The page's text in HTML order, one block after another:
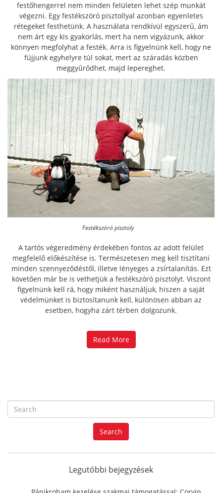
festőhengerrel nem minden felületen lehet szép munkát
végezni. Egy festékszóró pisztollyal azonban egyenletes
rétegeket festhetünk. A használata rendkívül egyszerű, ám
nem árt egy kis gyakorlás, mert ha nem vigyázunk, akkor
könnyen megfolyhat a festék. Arra is figyelnünk kell, hogy ne
fújjunk egyhelyre túl sokat, mert az száradás közben
meggyűrődhet, majd lepereghet.
Festékszóró pisztoly
A tartós végeredmény érdekében fontos az adott felület
megfelelő előkészítése is. Természetesen meg kell tisztítani
minden szennyeződéstől, illetve lényeges a zsírtalanítás. Ezt
követően már be is vethetjük a festékszóró pisztolyt. Viszont
figyelnünk kell rá, hogy miként használjuk, hiszen a saját
védelmünket is biztosítanunk kell, különösen abban az
esetben, hogyha zárt térben dolgozunk.
Read More
e
a
r
f
r
Search
Legutóbbi bejegyzések